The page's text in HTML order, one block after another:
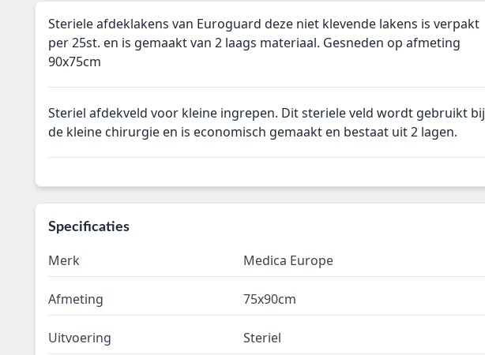
Steriele afdeklakens van Euroguard deze niet klevende lakens is verpakt
per 25st. en is gemaakt van 2 laags materiaal. Gesneden op afmeting
90x75cm
Steriel afdekveld voor kleine ingrepen. Dit steriele veld wordt gebruikt bij
de kleine chirurgie en is economisch gemaakt en bestaat uit 2 lagen.
Specificaties
Merk Medica Europe
Afmeting 75x90cm
Uitvoering Steriel